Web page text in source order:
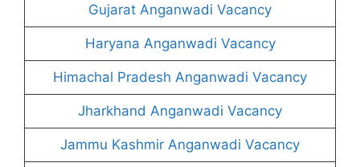
Gujarat Anganwadi Vacancy
Haryana Anganwadi Vacancy
Himachal Pradesh Anganwadi Vacancy
Jharkhand Anganwadi Vacancy
Jammu Kashmir Anganwadi Vacancy